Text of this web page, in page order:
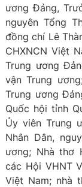
ương Đảng,
nguyên Tổng
đồng chí Lê
CHXNCN Việt
Trung ương
vận Trung
Trung ương
Quốc hội tỉnh
Ủy viên Trung
Nhân Dân,
ương; Nhà thơ
các Hội VHNT
Việt Nam; nhà